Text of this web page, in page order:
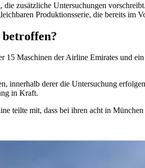
zusätzliche Untersuchungen
Produktionsserie, die bereits im
15 Maschinen der Airline Emirates und
innerhalb derer die Untersuchung
in Kraft.
teilte mit, dass bei ihren acht in